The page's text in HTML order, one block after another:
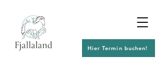
Hier Termin buchen!